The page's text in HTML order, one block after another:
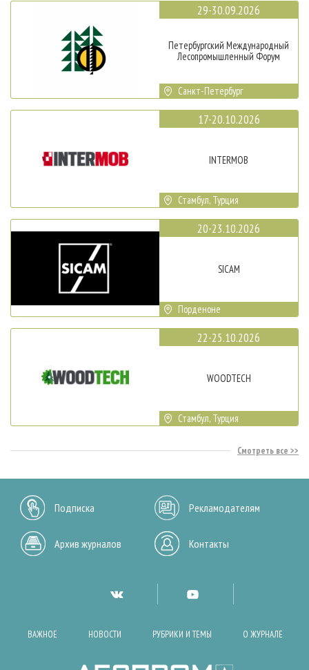
29-30.09.2026
Петербургский Международный
Лесопромышленный Форум
Санкт-Петербург
17-20.10.2026
INTERMOB
Стамбул, Турция
20-23.10.2026
SICAM
Порденоне
22-25.10.2026
WOODTECH
Стамбул, Турция
Смотреть все
Подписка Рекламодателям
Архив журналов Контакты
ВАЖНОЕ НОВОСТИ РУБРИКИ И ТЕМЫ О ЖУРНАЛЕ